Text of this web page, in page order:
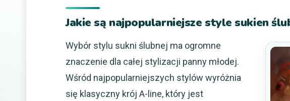
Jakie są najpopularniejsze style sukien
Wybór stylu sukni ślubnej ma ogromne
znaczenie dla całej stylizacji panny młodej.
Wśród najpopularniejszych stylów wyróżnia
się klasyczny krój A-line, który jest